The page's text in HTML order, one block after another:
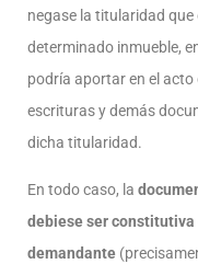
negase la titularidad
determinado inmueble,
podría aportar en el acto
escrituras y demás
dicha titularidad.
En todo caso, la
debiese ser
demandante